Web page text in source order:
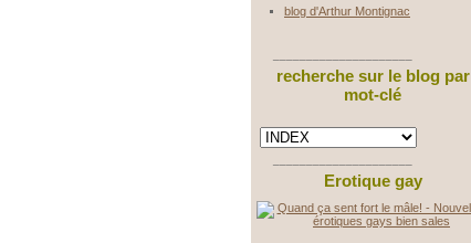
blog d'Arthur Montignac
recherche sur le blog par
mot-clé
Erotique gay